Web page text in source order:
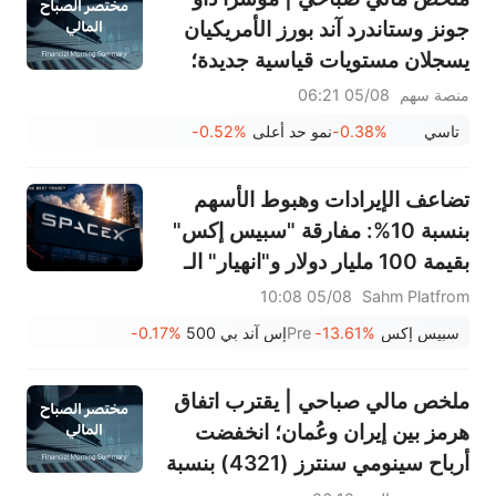
جونز وستاندرد آند بورز الأمريكيان
يسجلان مستويات قياسية جديدة؛
بعد تجاوز توقعات الأرباح؛ شركة
الإيرادات بنسبة 13.6%
منصة سهم
05/08 06:21
تاسي
-0.38%نمو حد أعلى -0.52%
تضاعف الإيرادات وهبوط الأسهم
بنسبة 10%: مفارقة "سبيس إكس"
بقيمة 100 مليار دولار و"انهيار" الـ
912 مليون سهم... ما هي الخطوة
التالية في التداول؟
Sahm Platfrom
05/08 10:08
سبيس إكس -13.61%
Preإس آند بي 500 -0.17%
ملخص مالي صباحي | يقترب اتفاق
هرمز بين إيران وعُمان؛ انخفضت
أرباح سينومي سنترز (4321) بنسبة